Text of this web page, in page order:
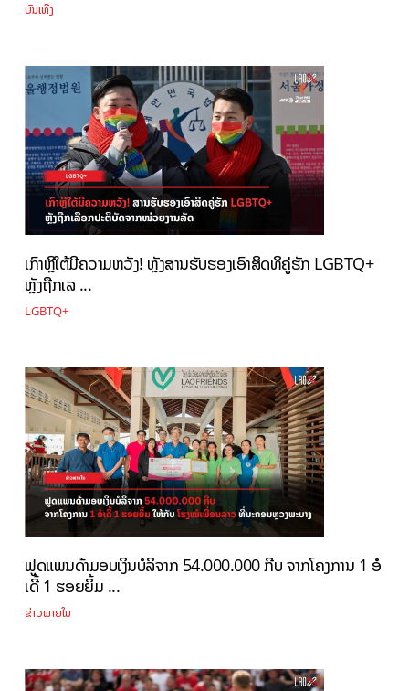
ບັນເທີງ
ເກົາຫຼີໃຕ້ມີຄວາມຫວັງ! ຫຼັງສານຮັບຮອງເອົາສິດທິຄູ່ຮັກ LGBTQ+
ຫຼັງຖືກເລ ...
LGBTQ+
ຟູດແພນດ້າມອບເງິນບໍລິຈາກ 54.000.000 ກີບ ຈາກໂຄງການ 1 ອໍ
ເດີ້ 1 ຮອຍຍິ້ມ ...
ຂ່າວພາຍໃນ